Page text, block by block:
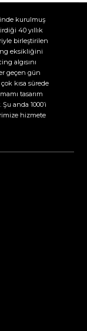
kurulmuş
40 yıllık
birleştirilen
eksikliğini
algısını
geçen gün
kısa sürede
tasarım
anda 1000’i
hizmete